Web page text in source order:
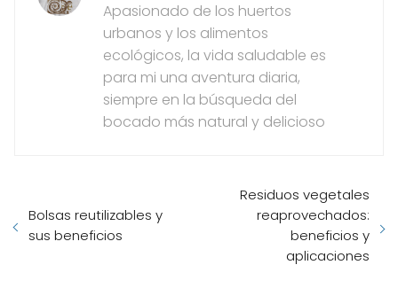
Apasionado de los huertos
urbanos y los alimentos
ecológicos, la vida saludable es
para mi una aventura diaria,
siempre en la búsqueda del
bocado más natural y delicioso
Bolsas reutilizables y
sus beneficios
Residuos vegetales
reaprovechados:
beneficios y
aplicaciones